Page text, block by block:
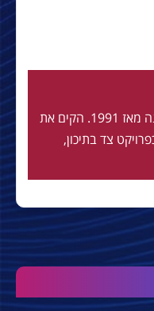
חי ונושם בלאוגרנה מאז 1991. הקים את
צד בתיכון,